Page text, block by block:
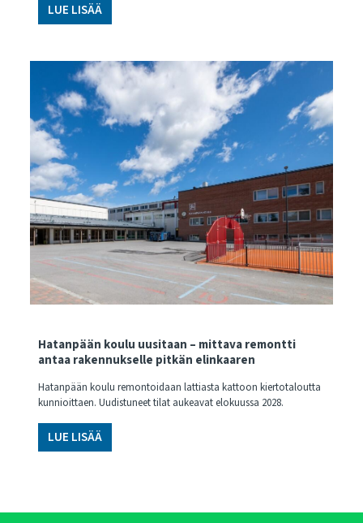
LUE LISÄÄ
Hatanpään koulu uusitaan – mittava remontti
antaa rakennukselle pitkän elinkaaren
Hatanpään koulu remontoidaan lattiasta kattoon kiertotaloutta
kunnioittaen. Uudistuneet tilat aukeavat elokuussa 2028.
LUE LISÄÄ